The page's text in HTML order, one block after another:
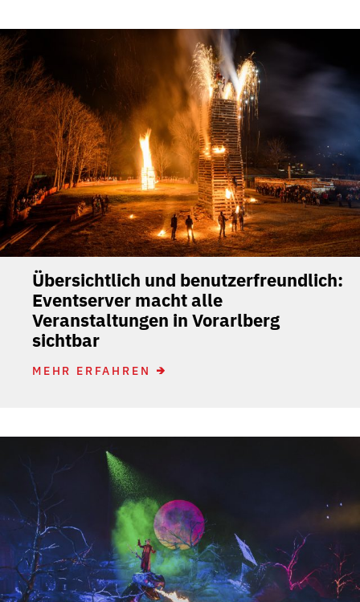
Übersichtlich und benutzerfreundlich:
Eventserver macht alle
Veranstaltungen in Vorarlberg
sichtbar
MEHR ERFAHREN